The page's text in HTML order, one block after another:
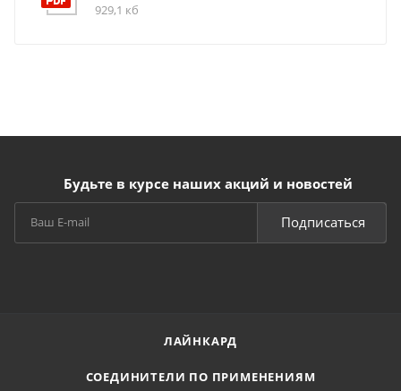
929,1 кб
Будьте в курсе наших акций и новостей
Подписаться
ЛАЙНКАРД
СОЕДИНИТЕЛИ ПО ПРИМЕНЕНИЯМ